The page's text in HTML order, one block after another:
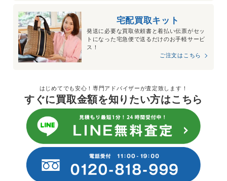
宅配買取キット
発送に必要な買取依頼書と着払い伝票がセッ
トになった宅急便で送るだけのお手軽サービ
ス！
ご注文はこちら
はじめてでも安心！専門アドバイザーが査定致します！
すぐに買取金額を知りたい方はこちら